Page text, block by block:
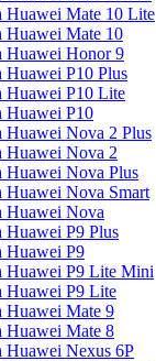
Huawei Mate 10 Lite
Huawei Mate 10
Huawei Honor 9
Huawei P10 Plus
Huawei P10 Lite
Huawei P10
Huawei Nova 2 Plus
Huawei Nova 2
Huawei Nova Plus
Huawei Nova Smart
Huawei Nova
Huawei P9 Plus
Huawei P9
Huawei P9 Lite Mini
Huawei P9 Lite
Huawei Mate 9
Huawei Mate 8
Huawei Nexus 6P